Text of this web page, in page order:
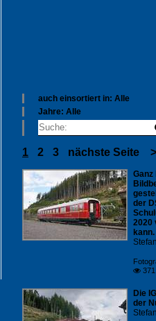
auch einsortiert in: Alle
Alle Kategorien
Dänemark
Frankreich
Italien
Schweiz
Jahre: Alle
×
Alle Jahre
1990
2010
2020
1 2 3 nächste Seite
Ganz
der
2020
 371
Die
der